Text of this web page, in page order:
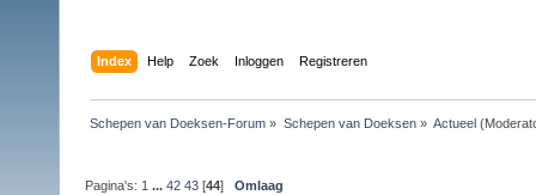
Index Help Zoek Inloggen Registreren
Schepen van Doeksen-Forum » Schepen van Doeksen» Actueel
Pagina's: 1 ...42 43 [44]Omlaag